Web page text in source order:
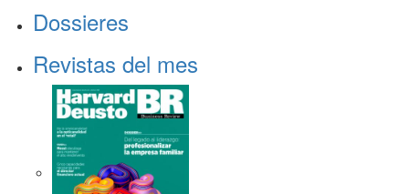
Dossieres
Revistas del mes